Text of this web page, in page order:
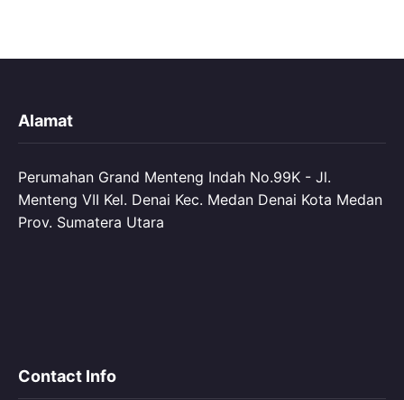
Alamat
Perumahan Grand Menteng Indah No.99K - Jl.
Menteng VII Kel. Denai Kec. Medan Denai Kota Medan
Prov. Sumatera Utara
Contact Info